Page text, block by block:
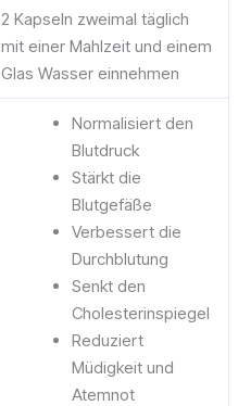
2 Kapseln zweimal täglich
mit einer Mahlzeit und einem
Glas Wasser einnehmen
Normalisiert den
Blutdruck
Stärkt die
Blutgefäße
Verbessert die
Durchblutung
Senkt den
Cholesterinspiegel
Reduziert
Müdigkeit und
Atemnot